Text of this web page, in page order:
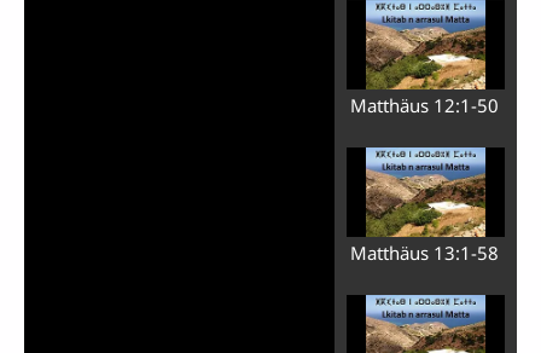
Matthäus 12:1-50
Matthäus 13:1-58